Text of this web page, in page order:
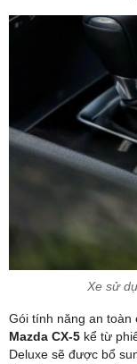
Xe sử
Gói tính năng an toàn
Mazda CX-5 kể từ
Deluxe sẽ được bổ